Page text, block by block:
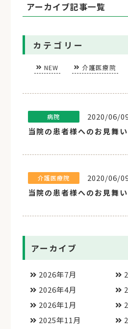
アーカイブ記事一覧
カテゴリー
NEW 介護医療院
病院
2020/06/
介護医療院
2020/06/
アーカイブ
2026年7月
2026年4月
2026年1月
2025年11月